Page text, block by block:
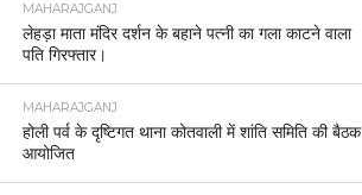
MAHARAJGANJ
लेहड़ा माता मंदिर दर्शन के बहाने पत्नी का गला काटने वाला
पति गिरफ्तार।
MAHARAJGANJ
होली पर्व के दृष्टिगत थाना कोतवाली में शांति समिति की बैठक
आयोजित